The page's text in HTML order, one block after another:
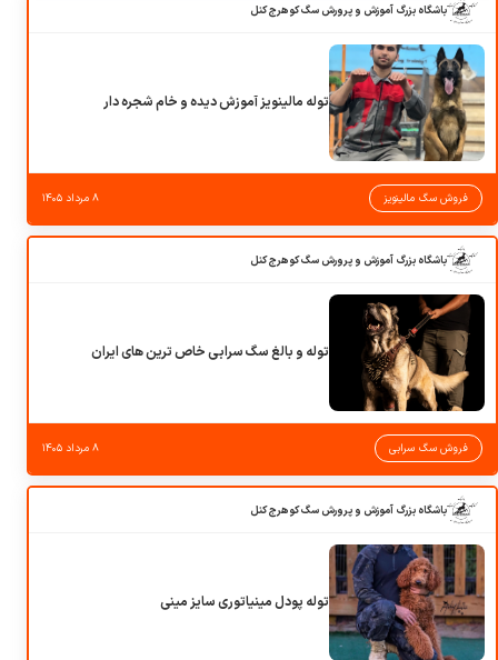
باشگاه بزرگ آموزش و پرورش سگ کوهرج کنل
توله مالینویز آموزش دیده و خام شجره دار
فروش سگ مالینویز ۸ مرداد ۱۴۰۵
باشگاه بزرگ آموزش و پرورش سگ کوهرج کنل
توله و بالغ سگ سرابی خاص ترین های ایران
فروش سگ سرابی ۸ مرداد ۱۴۰۵
باشگاه بزرگ آموزش و پرورش سگ کوهرج کنل
توله پودل مینیاتوری سایز مینی